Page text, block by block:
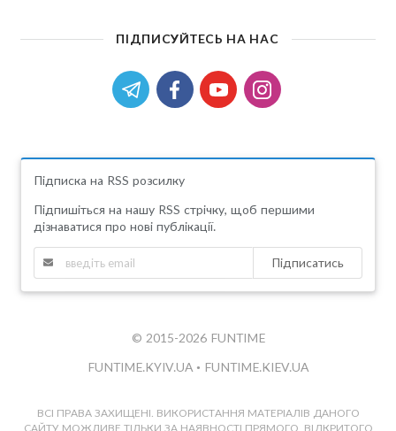
ПІДПИСУЙТЕСЬ НА НАС
Підписка на RSS розсилку
Підпишіться на нашу RSS стрічку, щоб першими
дізнаватися про нові публікації.
Підписатись
© 2015-2026 FUNTIME
FUNTIME.KYIV.UA • FUNTIME.KIEV.UA
ВСІ ПРАВА ЗАХИЩЕНІ. ВИКОРИСТАННЯ МАТЕРІАЛІВ ДАНОГО
САЙТУ МОЖЛИВЕ ТІЛЬКИ ЗА НАЯВНОСТІ ПРЯМОГО, ВІДКРИТОГО